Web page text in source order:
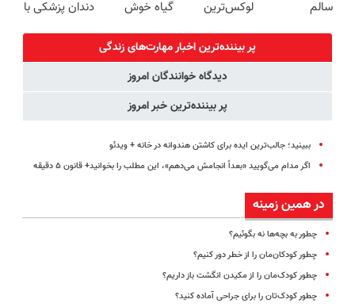
سالم
لوکس‌ترین
گیاه خوش
دندان پزشکی با
پر بیننده‌ترین اخبار مهارت‌های زندگی
دیدگاه خوانندگان امروز
پر بیننده‌ترین خبر امروز
ببینید؛ جالب‌ترین ایده برای کاشتن هندوانه در خانه + ویدئو
اگر مدام می‌گویید «بعداً انجامش می‌دهم»، این مطلب را بخوانید+ قانون ۵ دقیقه
در همین زمینه
چطور به بچه‌ها نه بگوئیم؟
چطور کودکان‌مان را از خطر دور کنیم؟
چطور کودک‌مان را از مکیدن انگشت باز داریم؟
چطور کودک‌تان را برای جراحی آماده کنید؟